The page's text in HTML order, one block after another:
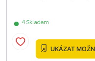
4 Skladem
UKÁZAT